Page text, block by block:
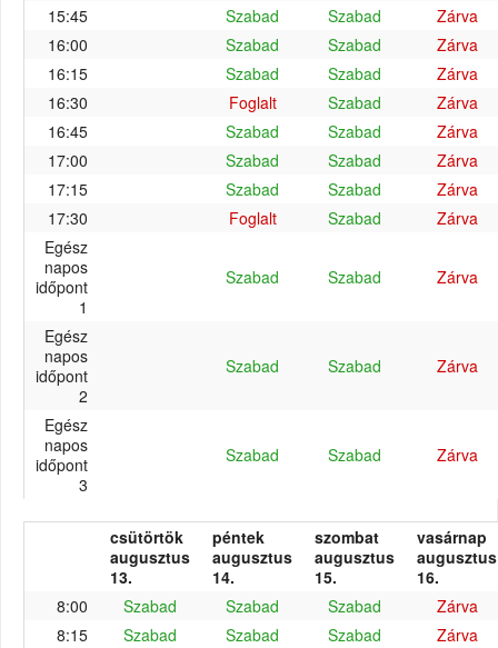
15:45
Szabad Szabad
Zárva
16:00
Szabad Szabad
Zárva
16:15
Szabad Szabad
Zárva
16:30
Foglalt Szabad
Zárva
16:45
Szabad Szabad
Zárva
17:00
Szabad Szabad
Zárva
17:15
Szabad Szabad
Zárva
17:30
Foglalt Szabad
Zárva
Egész
napos
időpont
1
Szabad Szabad Zárva
Egész
napos
időpont
2
Szabad Szabad Zárva
Egész
napos
időpont
3
Szabad Szabad Zárva
csütörtök
augusztus
13.
péntek
augusztus
14.
szombat
augusztus
15.
vasárnap
augusztus
16.
8:00
Szabad Szabad Szabad
Zárva
8:15
Szabad Szabad Szabad
Zárva